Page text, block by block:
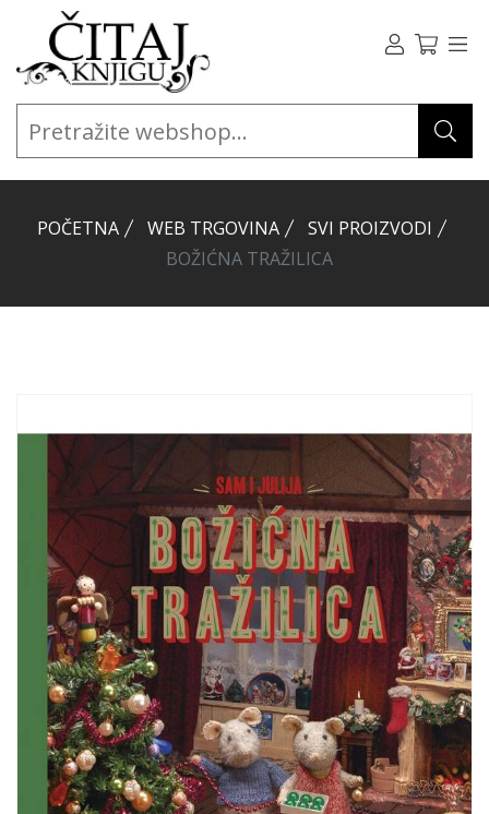
POČETNA WEB TRGOVINA
SVI PROIZVODI
BOŽIĆNA TRAŽILICA